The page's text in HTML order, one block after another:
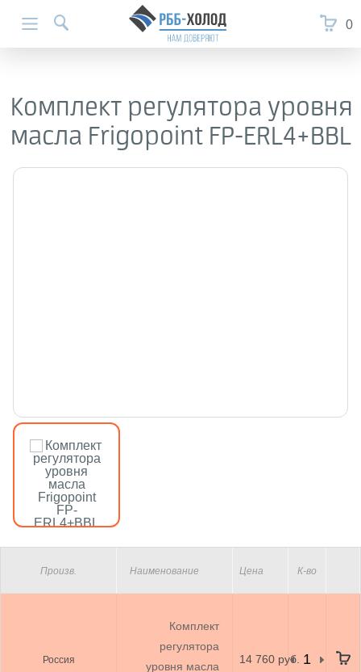
0
Комплект регулятора уровня
масла Frigopoint FP-ERL4+BBL
Произв. Наименование Цена К-во
Россия
Комплект
регулятора
уровня масла
14 760 руб.